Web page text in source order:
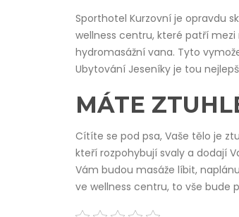
Sporthotel Kurzovní je opravdu
wellness centru, které patří
hydromasážní vana. Tyto
Ubytování Jeseníky je tou
MÁTE
Cítíte se pod psa, Vaše tělo je
kteří rozpohybují svaly a dodají
Vám budou masáže líbit,
ve wellness centru, to vše bude